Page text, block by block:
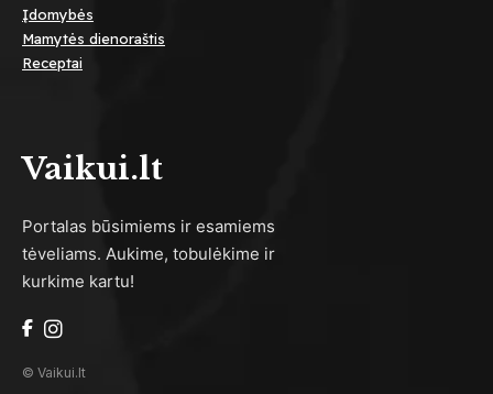
Įdomybės
Mamytės dienoraštis
Receptai
Vaikui.lt
Portalas būsimiems ir esamiems
tėveliams. Aukime, tobulėkime ir
kurkime kartu!
© Vaikui.lt